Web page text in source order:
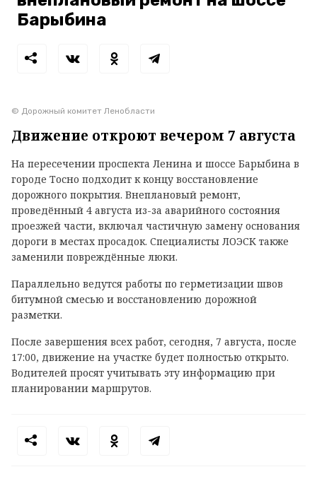
Барыбина
© Дорожный комитет Ленобласти
Движение откроют вечером 7 августа
На пересечении проспекта Ленина и шоссе Барыбина в
городе Тосно подходит к концу восстановление
дорожного покрытия. Внеплановый ремонт,
проведённый 4 августа из-за аварийного состояния
проезжей части, включал частичную замену основания
дороги в местах просадок. Специалисты ЛОЭСК также
заменили повреждённые люки.
Параллельно ведутся работы по герметизации швов
битумной смесью и восстановлению дорожной
разметки.
После завершения всех работ, сегодня, 7 августа, после
17:00, движение на участке будет полностью открыто.
Водителей просят учитывать эту информацию при
планировании маршрутов.